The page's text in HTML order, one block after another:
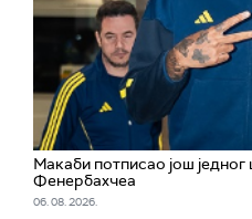
Макаби потписао још
Фенербахчеа
06. 08. 2026.